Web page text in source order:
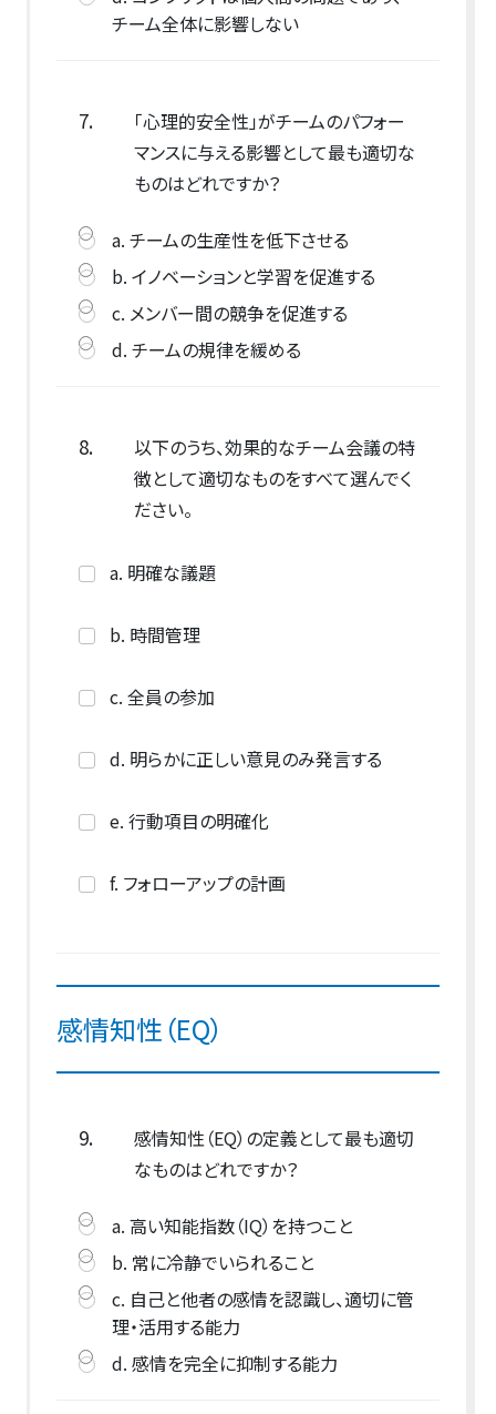
チーム全体に影響しない
7.
「心理的安全性」がチームのパフォー
マンスに与える影響として最も適切な
ものはどれですか？
a. チームの生産性を低下させる
b. イノベーションと学習を促進する
c. メンバー間の競争を促進する
d. チームの規律を緩める
8.
以下のうち、効果的なチーム会議の特
徴として適切なものをすべて選んでく
ださい。
a. 明確な議題
b. 時間管理
c. 全員の参加
d. 明らかに正しい意見のみ発言する
e. 行動項目の明確化
f. フォローアップの計画
感情知性（EQ）
9.
感情知性（EQ）の定義として最も適切
なものはどれですか？
a. 高い知能指数（IQ）を持つこと
b. 常に冷静でいられること
c. 自己と他者の感情を認識し、適切に管
理・活用する能力
d. 感情を完全に抑制する能力